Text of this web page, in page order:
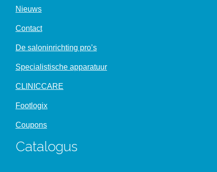
Nieuws
Contact
De saloninrichting pro’s
Specialistische apparatuur
CLINICCARE
Footlogix
Coupons
Catalogus